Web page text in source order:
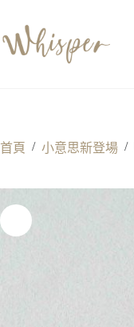
主
首頁 / 小意思新登場 /